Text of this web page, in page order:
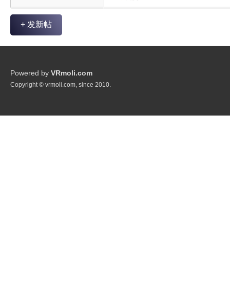
+ 发新帖
Powered by VRmoli.com
Copyright © vrmoli.com, since 2010.